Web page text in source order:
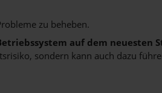
zu beheben.
auf dem neuesten
sondern kann auch dazu